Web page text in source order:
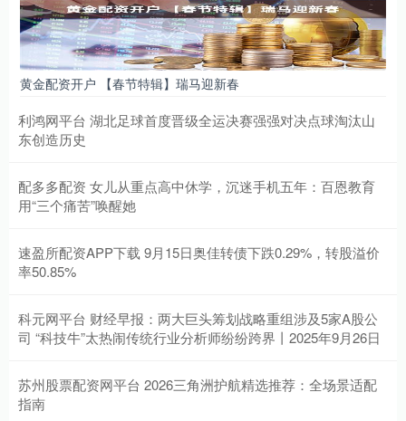
黄金配资开户 【春节特辑】瑞马迎新春
利鸿网平台 湖北足球首度晋级全运决赛强强对决点球淘汰山
东创造历史
配多多配资 女儿从重点高中休学，沉迷手机五年：百恩教育
用“三个痛苦”唤醒她
速盈所配资APP下载 9月15日奥佳转债下跌0.29%，转股溢价
率50.85%
科元网平台 财经早报：两大巨头筹划战略重组涉及5家A股公
司 “科技牛”太热闹传统行业分析师纷纷跨界丨2025年9月26日
苏州股票配资网平台 2026三角洲护航精选推荐：全场景适配
指南